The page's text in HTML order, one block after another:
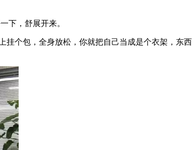
下，舒展开来。
个包，全身放松，你就把自己当成是个衣架，东西